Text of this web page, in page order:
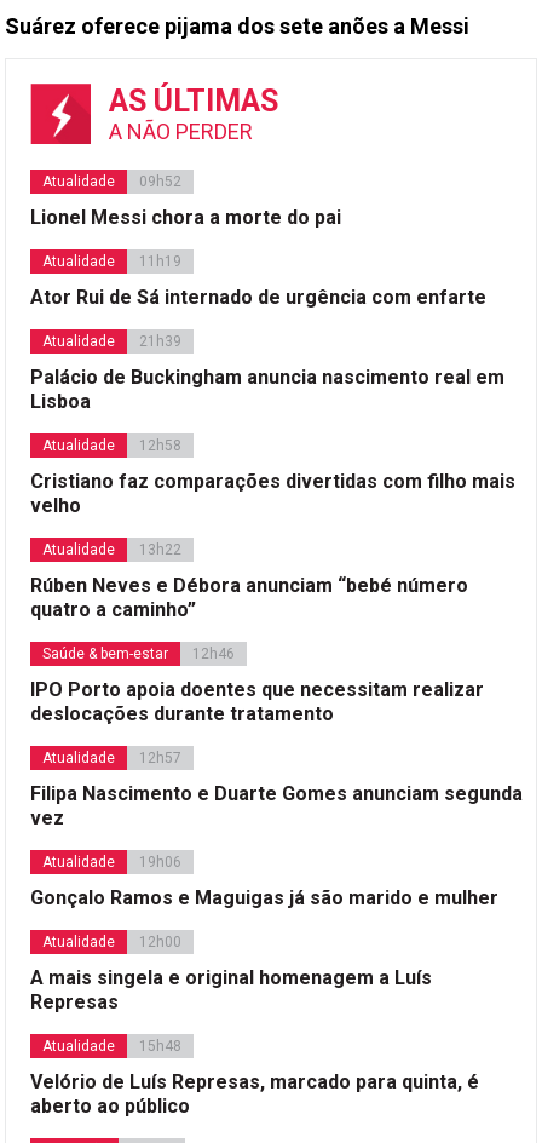
Suárez oferece pijama dos sete anões a Messi
AS ÚLTIMAS
A NÃO PERDER
Atualidade 09h52
Lionel Messi chora a morte do pai
Atualidade 11h19
Ator Rui de Sá internado de urgência com enfarte
Atualidade 21h39
Palácio de Buckingham anuncia nascimento real em
Lisboa
Atualidade 12h58
Cristiano faz comparações divertidas com filho mais
velho
Atualidade 13h22
Rúben Neves e Débora anunciam “bebé número
quatro a caminho”
Saúde & bem-estar 12h46
IPO Porto apoia doentes que necessitam realizar
deslocações durante tratamento
Atualidade 12h57
Filipa Nascimento e Duarte Gomes anunciam segunda
vez
Atualidade 19h06
Gonçalo Ramos e Maguigas já são marido e mulher
Atualidade 12h00
A mais singela e original homenagem a Luís
Represas
Atualidade 15h48
Velório de Luís Represas, marcado para quinta, é
aberto ao público